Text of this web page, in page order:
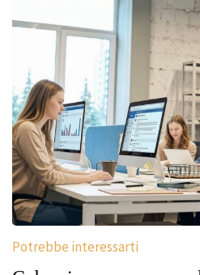
Potrebbe interessarti